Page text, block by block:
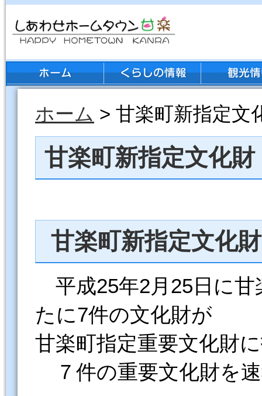
ホーム > 甘楽町新指定文
甘楽町新指定文化財
甘楽町新指定文化
平成25年2月25日に甘
たに7件の文化財が
甘楽町指定重要文化財
７件の重要文化財を